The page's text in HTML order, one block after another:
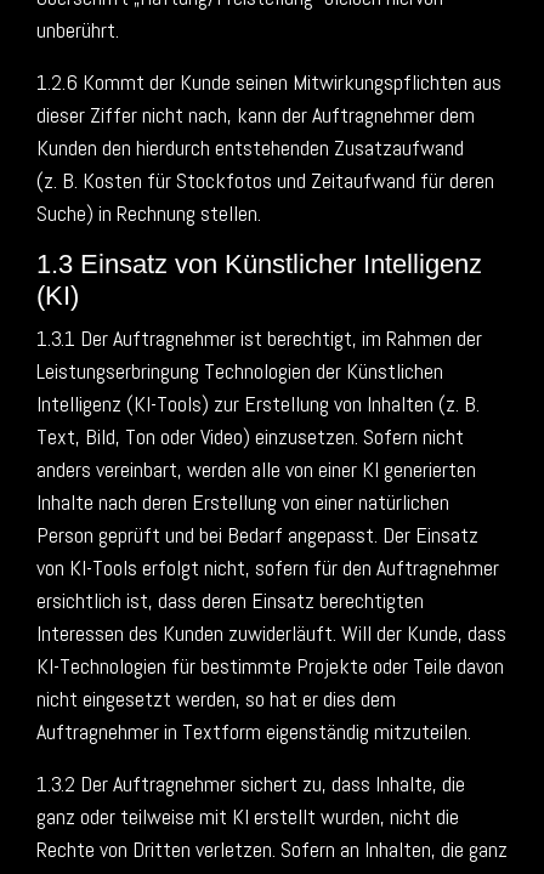
unberührt.
1.2.6 Kommt der Kunde seinen Mitwirkungspflichten aus
dieser Ziffer nicht nach, kann der Auftragnehmer dem
Kunden den hierdurch entstehenden Zusatzaufwand
(z. B. Kosten für Stockfotos und Zeitaufwand für deren
Suche) in Rechnung stellen.
1.3 Einsatz von Künstlicher Intelligenz
(KI)
1.3.1 Der Auftragnehmer ist berechtigt, im Rahmen der
Leistungserbringung Technologien der Künstlichen
Intelligenz (KI-Tools) zur Erstellung von Inhalten (z. B.
Text, Bild, Ton oder Video) einzusetzen. Sofern nicht
anders vereinbart, werden alle von einer KI generierten
Inhalte nach deren Erstellung von einer natürlichen
Person geprüft und bei Bedarf angepasst. Der Einsatz
von KI-Tools erfolgt nicht, sofern für den Auftragnehmer
ersichtlich ist, dass deren Einsatz berechtigten
Interessen des Kunden zuwiderläuft. Will der Kunde, dass
KI-Technologien für bestimmte Projekte oder Teile davon
nicht eingesetzt werden, so hat er dies dem
Auftragnehmer in Textform eigenständig mitzuteilen.
1.3.2 Der Auftragnehmer sichert zu, dass Inhalte, die
ganz oder teilweise mit KI erstellt wurden, nicht die
Rechte von Dritten verletzen. Sofern an Inhalten, die ganz